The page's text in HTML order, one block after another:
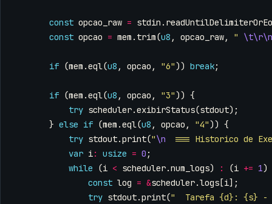
const opcao_raw = stdin .
const opcao = mem . trim(u8 , opcao_raw, " \t\r\n
if (mem .eql(u8 , opcao , "6")) break;
if (mem .eql(u8 , opcao , "3")) {
try scheduler.exibirStatus(stdout);
} else if (mem .eql(u8 , opcao , "4")) {
try stdout.print("\n
=== Historico de
var i: usize = 0 ;
while
(i < scheduler.num_logs) : (i += 1)
const log = &scheduler.logs [i];
try stdout.print("  Tarefa {d}: {s} -